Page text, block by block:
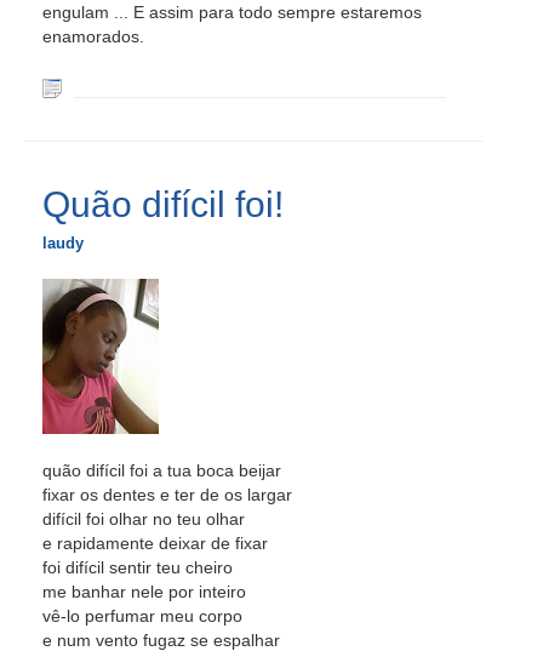
engulam ... E assim para todo sempre estaremos
enamorados.
Quão difícil foi!
laudy
quão difícil foi a tua boca beijar
fixar os dentes e ter de os largar
difícil foi olhar no teu olhar
e rapidamente deixar de fixar
foi difícil sentir teu cheiro
me banhar nele por inteiro
vê-lo perfumar meu corpo
e num vento fugaz se espalhar